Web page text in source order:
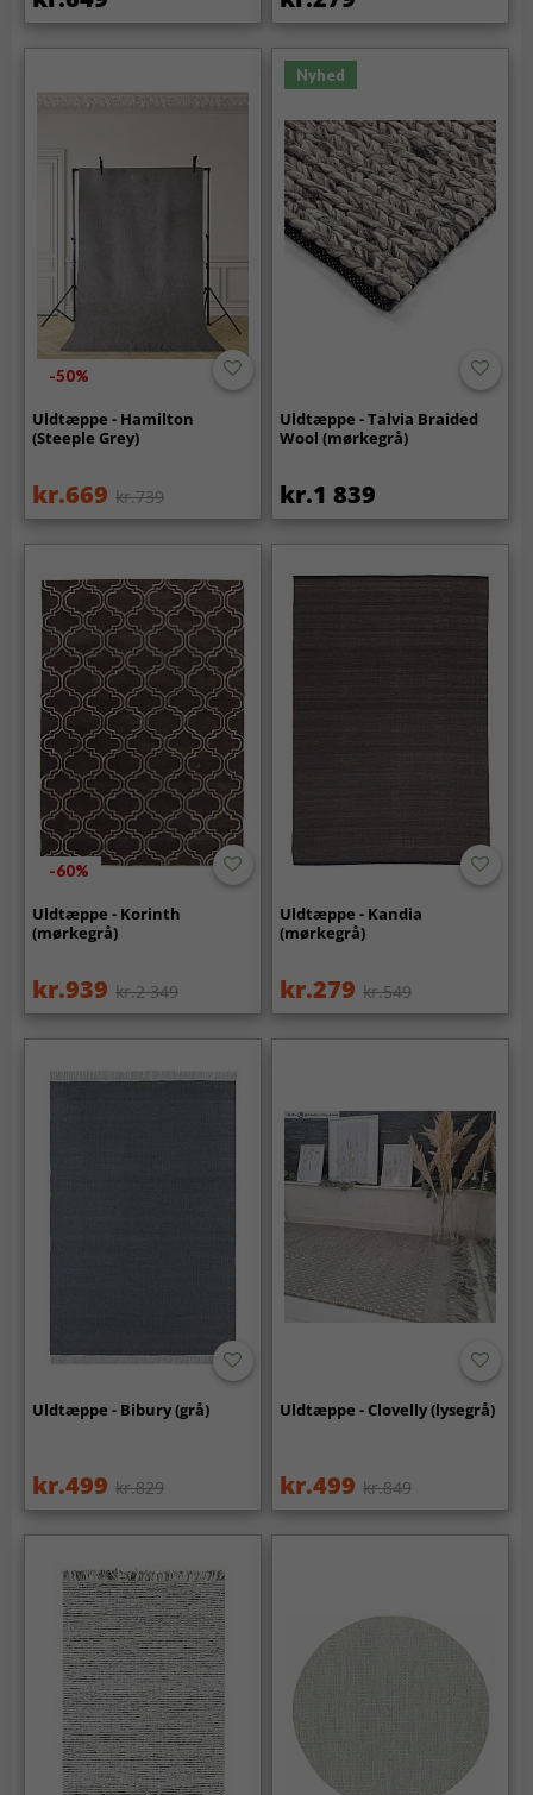
-50%
Uldtæppe - Hamilton
(Steeple Grey)
kr.669 kr.739
Nyhed
Uldtæppe - Talvia Braided
Wool (mørkegrå)
kr.1 839
-60%
Uldtæppe - Korinth
(mørkegrå)
kr.939 kr.2 349
Uldtæppe - Kandia
(mørkegrå)
kr.279 kr.549
Uldtæppe - Bibury (grå)
kr.499 kr.829
Uldtæppe - Clovelly (lysegrå)
kr.499 kr.849